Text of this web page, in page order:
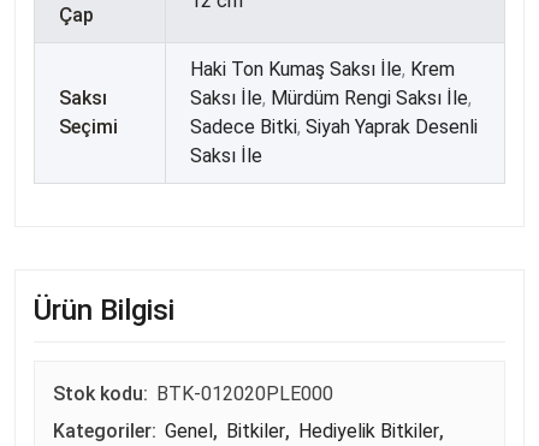
Çap
Saksı
Seçimi
Haki Ton Kumaş Saksı İle, Krem
Saksı İle, Mürdüm Rengi Saksı İle,
Sadece Bitki, Siyah Yaprak Desenli
Saksı İle
Ürün Bilgisi
Stok kodu: BTK-012020PLE000
Kategoriler: Genel, Bitkiler, Hediyelik Bitkiler,